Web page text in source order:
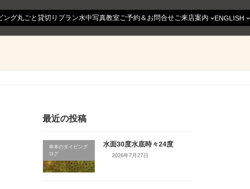
ング丸ごと貸切りプラン水中写真教室ご予約＆お問合せご来店案内 ENGLISH
最近の投稿
串本のダイビング
ログ
水面30度水底時々24度
2026年7月27日